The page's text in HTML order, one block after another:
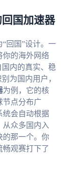
国加速器
回国”设计。一
你的海外网络
内的真实、稳
为国内用户，
为例，它的核
节点分布广
统会自动根据
众多国内入
的那一个。你
观赛打下了